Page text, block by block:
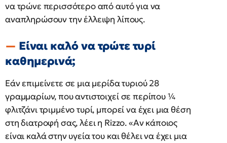
να τρώνε περισσότερο από αυτό για να
αναπληρώσουν την έλλειψη λίπους.
Είναι καλό να τρώτε τυρί
καθημερινά;
Εάν επιμείνετε σε μια μερίδα τυριού 28
γραμμαρίων, που αντιστοιχεί σε περίπου ¼
φλιτζάνι τριμμένο τυρί, μπορεί να έχει μια θέση
στη διατροφή σας, λέει η Rizzo. «Αν κάποιος
είναι καλά στην υγεία του και θέλει να έχει μια